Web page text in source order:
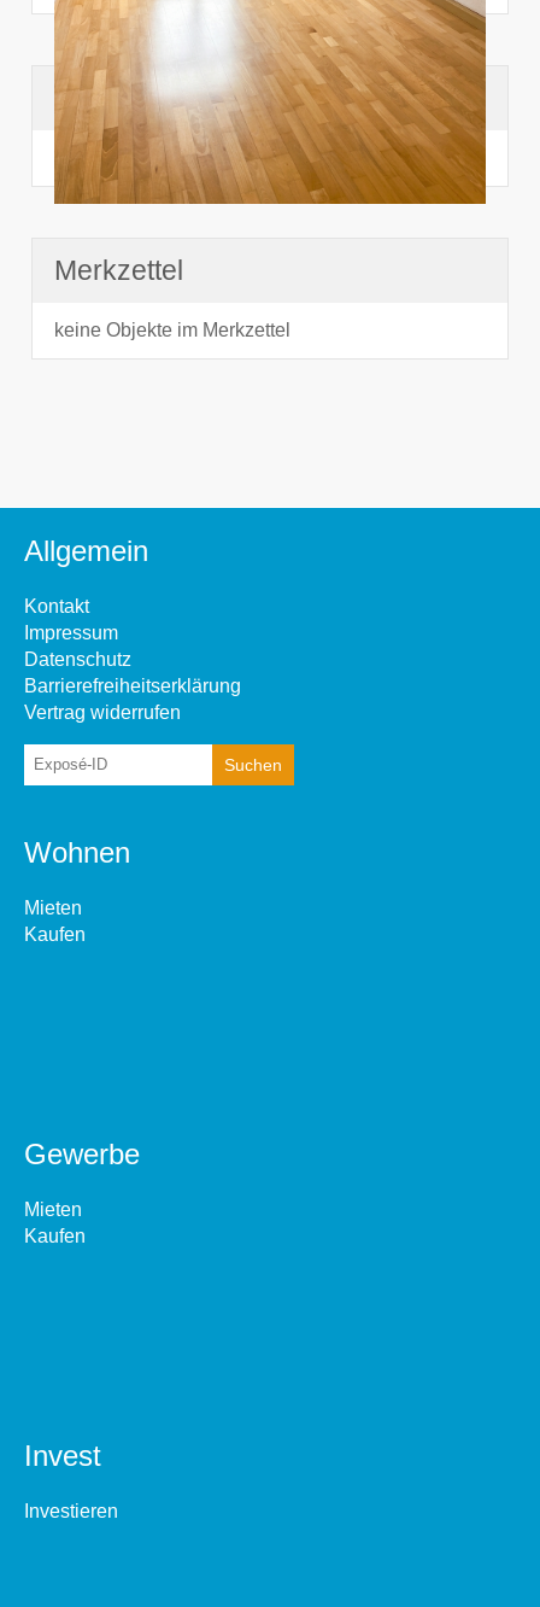
Suchhistorie
noch nichts angesehen
Merkzettel
keine Objekte im Merkzettel
Allgemein
Kontakt
Impressum
Datenschutz
Barrierefreiheitserklärung
Vertrag widerrufen
Wohnen
Mieten
Kaufen
Gewerbe
Mieten
Kaufen
Invest
Investieren